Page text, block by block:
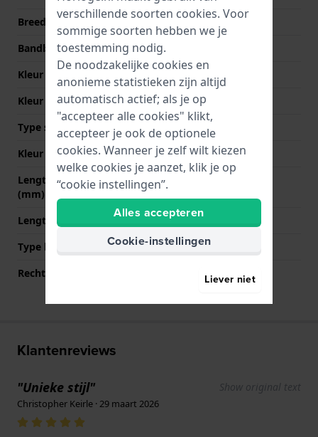
Breedte bandaanzet
22 mm
Bandbreedte bij sluiting
20 mm
Kleur Band
Kleur stiksel
Bruin
Type sluiting
Gesp vouwsluiting
Kleur sluiting
Zilver
Lengte band op 12 uur
(mm)
70 mm
Lengte band op 6 uur (mm) 140 mm
Type bevestiging
Bandpennen
Rechte bandaanzet
Klantenreviews
"Unieke stijl" Show original text
Christopher Keirle · 29 maart 2026
verschillende soorten cookies. Voor
sommige soorten hebben we je
toestemming nodig.
De noodzakelijke cookies en
anonieme statistieken zijn altijd
automatisch actief; als je op
"accepteer alle cookies" klikt,
accepteer je ook de optionele
cookies. Wanneer je zelf wilt kiezen
welke cookies je aanzet, klik je op
“cookie instellingen”.
Alles accepteren
Cookie-instellingen
Liever niet